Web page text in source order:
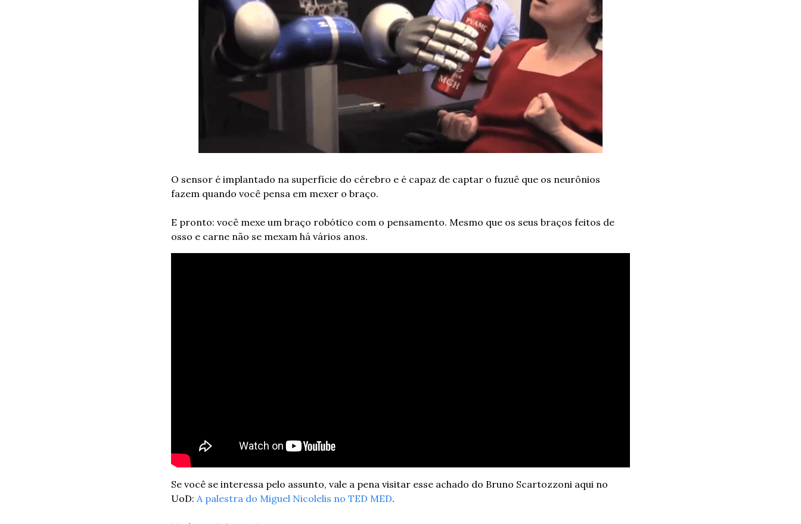
O sensor é implantado na superfície do cérebro e é capaz de captar o fuzuê que os neurônios
fazem quando você pensa em mexer o braço.
E pronto: você mexe um braço robótico com o pensamento. Mesmo que os seus braços feitos de
osso e carne não se mexam há vários anos.
Se você se interessa pelo assunto, vale a pena visitar esse achado do Bruno Scartozzoni aqui no
UoD: A palestra do Miguel Nicolelis no TED MED.